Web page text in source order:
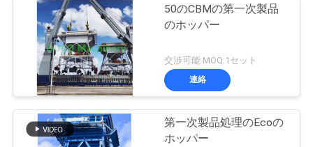
50のCBMの第一次製品
のホッパー
交渉可能 MOQ:1セット
連絡
第一次製品処理のEcoの
ホッパー